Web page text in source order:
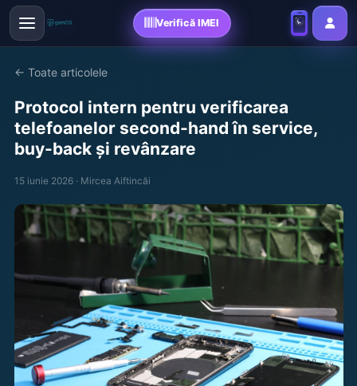
Verifică IMEI
← Toate articolele
Protocol intern pentru verificarea
telefoanelor second-hand în service,
buy-back și revânzare
15 iunie 2026 · Mircea Aiftincăi